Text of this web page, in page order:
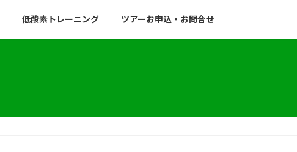
低酸素トレーニング ツアーお申込・お問合せ